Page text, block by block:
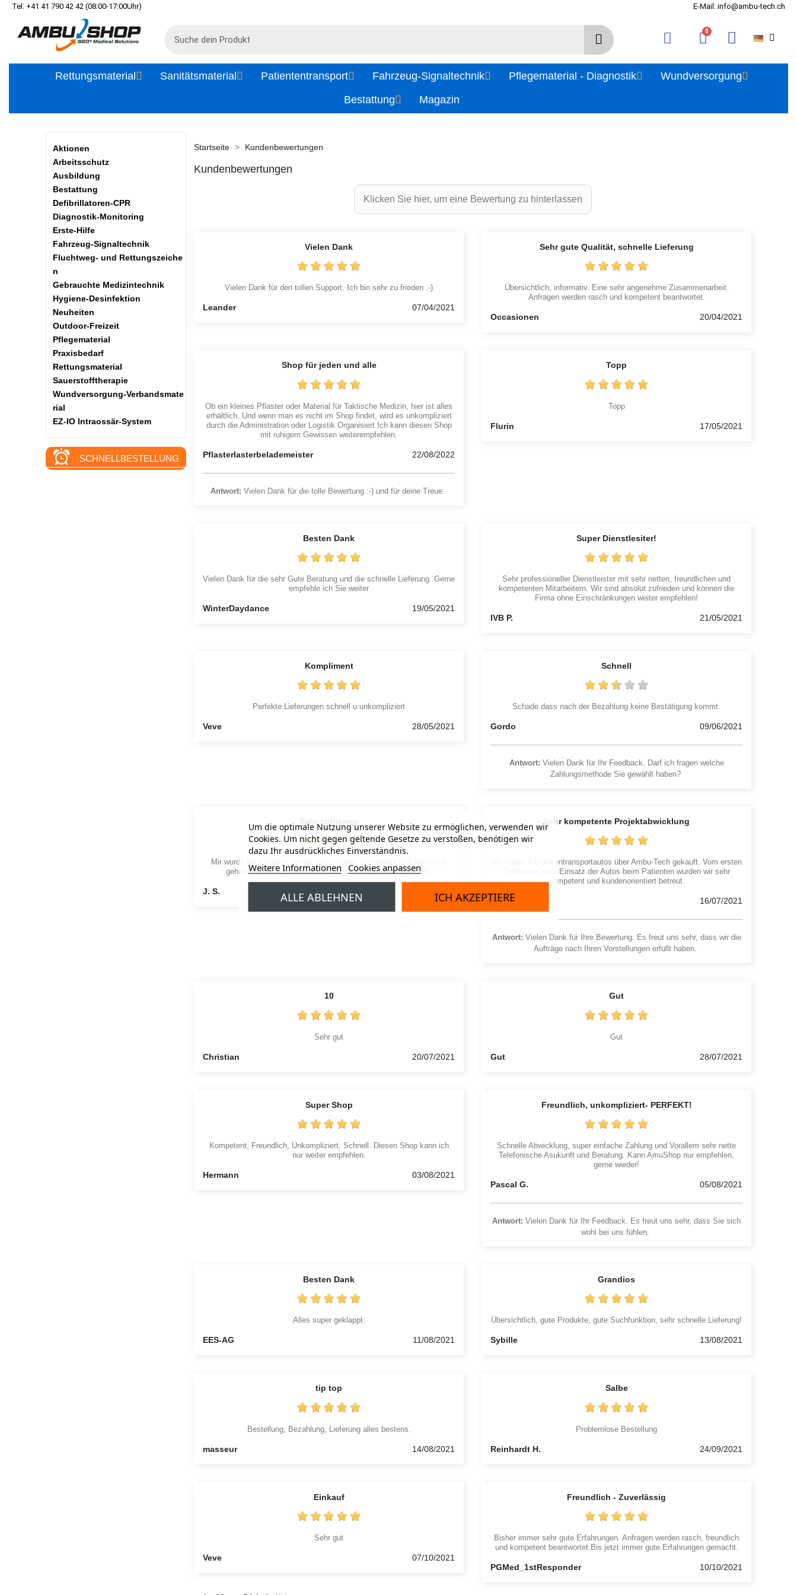
Tel: +41 41 790 42 42 (08:00-17:00Uhr) E-Mail: info@ambu-tech.ch
Rettungsmaterial Sanitätsmaterial Patiententransport Fahrzeug-Signaltechnik Pflegematerial - Diagnostik
Wundversorgung
Bestattung
Magazin
Aktionen
Arbeitsschutz
Ausbildung
Bestattung
Defibrillatoren-CPR
Diagnostik-Monitoring
Erste-Hilfe
Fahrzeug-Signaltechnik
Fluchtweg- und Rettungszeiche
n
Gebrauchte Medizintechnik
Hygiene-Desinfektion
Neuheiten
Outdoor-Freizeit
Pflegematerial
Praxisbedarf
Rettungsmaterial
Sauerstofftherapie
Wundversorgung-Verbandsmate
rial
EZ-IO Intraossär-System
SCHNELLBESTELLUNG
Startseite Kundenbewertungen
Kundenbewertungen
Klicken Sie hier, um eine Bewertung zu hinterlassen
Vielen Dank
Vielen Dank für den tollen Support. Ich bin sehr zu frieden :-)
Leander 07/04/2021
Sehr gute Qualität, schnelle Lieferung
Übersichtlich, informativ. Eine sehr angenehme Zusammenarbeit.
Anfragen werden rasch und kompetent beantwortet.
Occasionen 20/04/2021
Shop für jeden und alle
Ob ein kleines Pflaster oder Material für Taktische Medizin, hier ist alles
erhältlich. Und wenn man es nicht im Shop findet, wird es unkompliziert
durch die Administration oder Logistik Organisiert.Ich kann diesen Shop
mit ruhigem Gewissen weiterempfehlen.
Pflasterlasterbelademeister 22/08/2022
Antwort: Vielen Dank für die tolle Bewertung :-) und für deine Treue.
Topp
Topp
Flurin 17/05/2021
Besten Dank
Vielen Dank für die sehr Gute Beratung und die schnelle Lieferung. Gerne
empfehle ich Sie weiter
WinterDaydance 19/05/2021
Super Dienstlesiter!
Sehr professioneller Dienstleister mit sehr netten, freundlichen und
kompetenten Mitarbeitern. Wir sind absolut zufrieden und können die
Firma ohne Einschränkungen weiter empfehlen!
IVB P. 21/05/2021
Kompliment
Perfekte Lieferungen schnell u unkompliziert
Veve 28/05/2021
Schnell
Schade dass nach der Bezahlung keine Bestätigung kommt.
Gordo 09/06/2021
Antwort: Vielen Dank für Ihr Feedback. Darf ich fragen welche
Zahlungsmethode Sie gewählt haben?
Mir wurde bei Anliegen immer sehr schnell, kompetent und freundlich
geholfen. Meine Erwartungen wurden stehts mehr als erfüllt.
J. S. 24/06/2021
Sehr kompetente Projektabwicklung
Wir haben 2 Krankentransportautos über Ambu-Tech gekauft. Vom ersten
Treffen bis zum Einsatz der Autos beim Patienten wurden wir sehr
kompetent und kundenorientiert betreut.
easyCab m. 16/07/2021
Antwort: Vielen Dank für Ihre Bewertung. Es freut uns sehr, dass wir die
Aufträge nach Ihren Vorstellungen erfüllt haben.
10
Sehr gut
Christian 20/07/2021
Gut
Gut
Gut 28/07/2021
Super Shop
Kompetent, Freundlich, Unkompliziert, Schnell. Diesen Shop kann ich
nur weiter empfehlen.
Hermann 03/08/2021
Freundlich, unkompliziert- PERFEKT!
Schnelle Abwicklung, super einfache Zahlung und Vorallem sehr nette
Telefonische Asukunft und Beratung. Kann AmuShop nur empfehlen,
gerne wieder!
Pascal G. 05/08/2021
Antwort: Vielen Dank für Ihr Feedback. Es freut uns sehr, dass Sie sich
wohl bei uns fühlen.
Besten Dank
Alles super geklappt.
EES-AG 11/08/2021
Grandios
Übersichtlich, gute Produkte, gute Suchfunktion, sehr schnelle Lieferung!
Sybille 13/08/2021
tip top
Bestellung, Bezahlung, Lieferung alles bestens.
masseur 14/08/2021
Salbe
Problemlose Bestellung
Reinhardt H. 24/09/2021
Einkauf
Sehr gut
Veve 07/10/2021
Freundlich - Zuverlässig
Bisher immer sehr gute Erfahrungen. Anfragen werden rasch, freundlich
und kompetent beantwortet.Bis jetzt immer gute Erfahrungen gemacht.
PGMed_1stResponder 10/10/2021
Um die optimale Nutzung unserer Website zu ermöglichen, verwenden wir
Cookies. Um nicht gegen geltende Gesetze zu verstoßen, benötigen wir
dazu Ihr ausdrückliches Einverständnis.
Weitere Informationen Cookies anpassen
ALLE ABLEHNEN ICH AKZEPTIERE